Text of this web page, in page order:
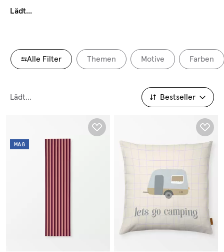
Lädt...
Alle Filter Themen Motive Farben
Lädt... Bestseller
Bestseller
MAß